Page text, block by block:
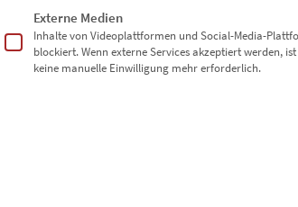
Externe Medien
Inhalte von Videoplattformen und Social-Media-
blockiert. Wenn externe Services akzeptiert werden,
keine manuelle Einwilligung mehr erforderlich.